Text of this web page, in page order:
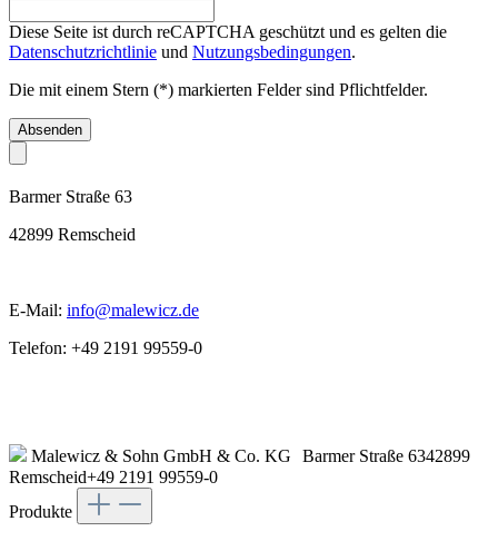
Diese Seite ist durch reCAPTCHA geschützt und es gelten die
Datenschutzrichtlinie und Nutzungsbedingungen.
Die mit einem Stern (*) markierten Felder sind Pflichtfelder.
Absenden
Barmer Straße 63
42899 Remscheid
E-Mail: info@malewicz.de
Telefon: +49 2191 99559-0
Malewicz & Sohn GmbH & Co. KG Barmer Straße 6342899
Remscheid+49 2191 99559-0
Produkte